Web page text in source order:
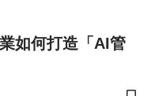
如何打造「AI管